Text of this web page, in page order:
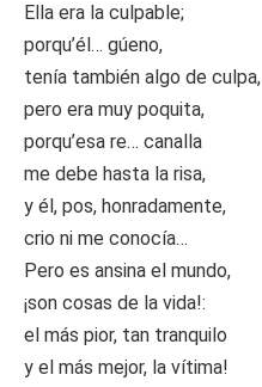
Ella era la culpable;
porqu’él… gúeno,
tenía también algo de culpa,
pero era muy poquita,
porqu’esa re… canalla
me debe hasta la risa,
y él, pos, honradamente,
crio ni me conocía…
Pero es ansina el mundo,
¡son cosas de la vida!:
el más pior, tan tranquilo
y el más mejor, la vítima!